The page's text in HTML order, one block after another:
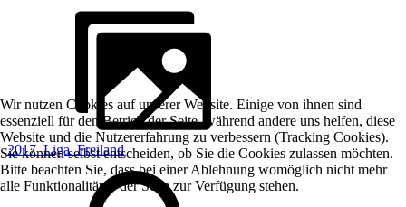
2017_Liga_Freiland
Wir nutzen Cookies auf unserer Website. Einige von ihnen sind
essenziell für den Betrieb der Seite, während andere uns helfen, diese
Website und die Nutzererfahrung zu verbessern (Tracking Cookies).
Sie können selbst entscheiden, ob Sie die Cookies zulassen möchten.
Bitte beachten Sie, dass bei einer Ablehnung womöglich nicht mehr
alle Funktionalitäten der Seite zur Verfügung stehen.